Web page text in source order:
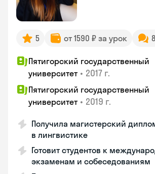
5 от 1590 ₽ за урок
Пятигорский государственный
университет • 2017 г.
Пятигорский государственный
университет • 2019 г.
Получила магистерский
в лингвистике
Готовит студентов к
экзаменам и собеседованиям